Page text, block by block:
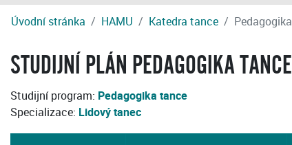
Úvodní stránka
HAMU Katedra tance
STUDIJNÍ PLÁN PEDAGOGIKA
Studijní program: Pedagogika tance
Specializace: Lidový tanec